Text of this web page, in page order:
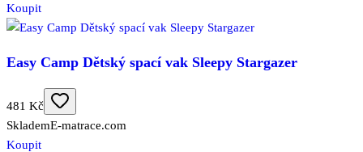
Koupit
Easy Camp Dětský spací vak Sleepy Stargazer
481 Kč
SklademE-matrace.com
Koupit